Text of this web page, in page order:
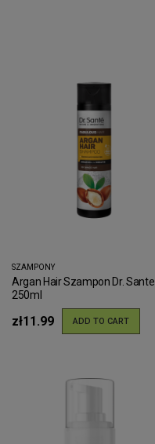
SZAMPONY
Argan Hair Szampon Dr. Sante
250ml
zł11.99 ADD TO CART